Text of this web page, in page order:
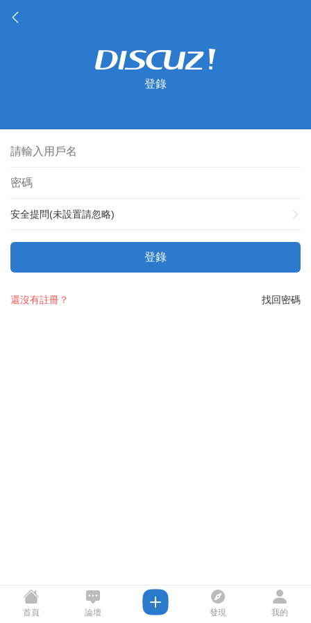
登錄
安全提問(未設置請忽略)
登錄
找回密碼
還沒有註冊？
首頁 論壇 發現 我的